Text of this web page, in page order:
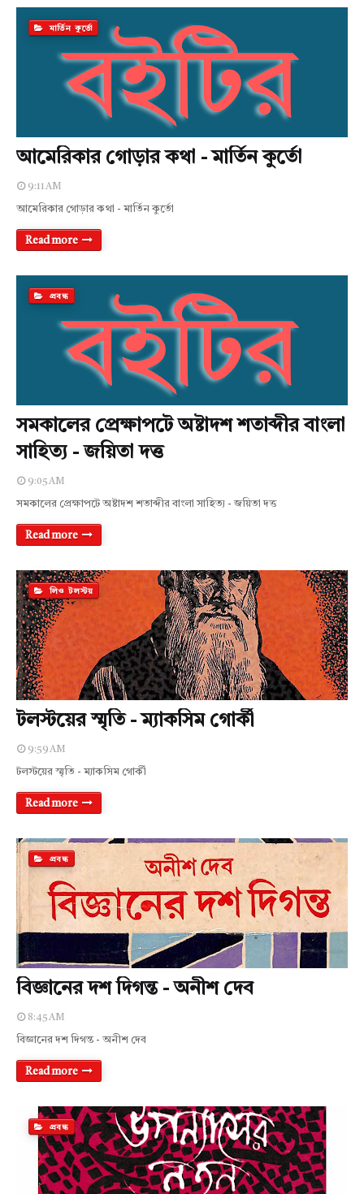
মার্তিন কুর্তো
আমেরিকার গোড়ার কথা - মার্তিন কুর্তো
9:11 AM
আমেরিকার গোড়ার কথা - মার্তিন কুর্তো
Read more
প্রবন্ধ
সমকালের প্রেক্ষাপটে অষ্টাদশ শতাব্দীর বাংলা
সাহিত্য - জয়িতা দত্ত
9:05 AM
সমকালের প্রেক্ষাপটে অষ্টাদশ শতাব্দীর বাংলা সাহিত্য - জয়িতা দত্ত
Read more
লিও টলস্টয়
টলস্টয়ের স্মৃতি - ম্যাকসিম গোর্কী
9:59 AM
টলস্টয়ের স্মৃতি - ম্যাকসিম গোর্কী
Read more
প্রবন্ধ
বিজ্ঞানের দশ দিগন্ত - অনীশ দেব
8:45 AM
বিজ্ঞানের দশ দিগন্ত - অনীশ দেব
Read more
প্রবন্ধ